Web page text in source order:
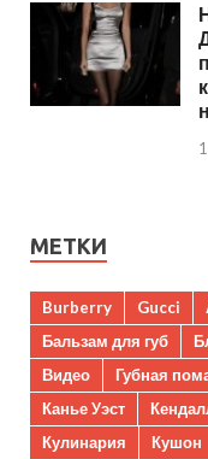
МЕТКИ
Burberry Gucci
Бальзам для губ
Видео
Губная
Канье Уэст
Кулинария
Кушон